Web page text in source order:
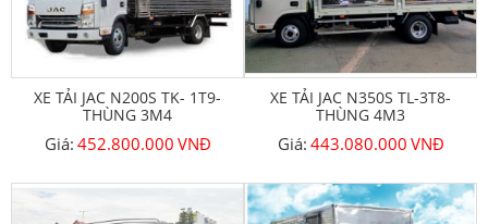
XE TẢI JAC N200S TK- 1T9-
THÙNG 3M4
Giá: 452.800.000 VNĐ
XE TẢI JAC N350S TL-3T8-
THÙNG 4M3
Giá: 443.080.000 VNĐ